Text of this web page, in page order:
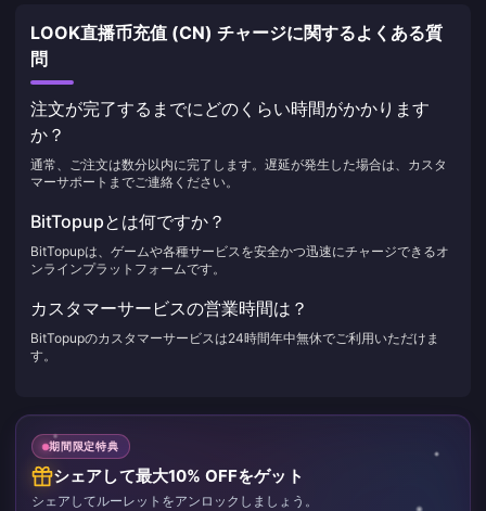
LOOK直播币充值 (CN) チャージに関するよくある質
問
注文が完了するまでにどのくらい時間がかかります
か？
通常、ご注文は数分以内に完了します。遅延が発生した場合は、カスタ
マーサポートまでご連絡ください。
BitTopupとは何ですか？
BitTopupは、ゲームや各種サービスを安全かつ迅速にチャージできるオ
ンラインプラットフォームです。
カスタマーサービスの営業時間は？
BitTopupのカスタマーサービスは24時間年中無休でご利用いただけま
す。
期間限定特典
シェアして最大10% OFFをゲット
シェアしてルーレットをアンロックしましょう。